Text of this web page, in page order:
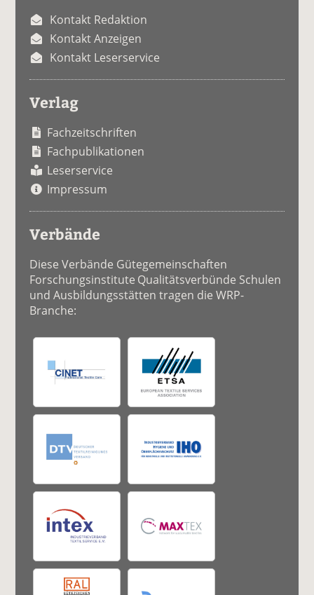
Kontakt Redaktion
Kontakt Anzeigen
Kontakt Leserservice
Verlag
Fachzeitschriften
Fachpublikationen
Leserservice
Impressum
Verbände
Diese Verbände Gütegemeinschaften
Forschungsinstitute Qualitätsverbünde Schulen
und Ausbildungsstätten tragen die WRP-
Branche: